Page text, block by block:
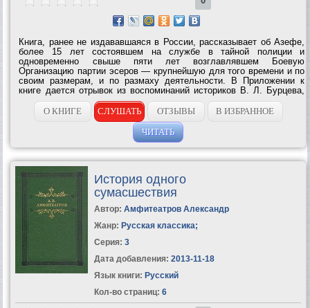
Книга, ранее не издававшаяся в России, рассказывает об Азефе,
более 15 лет состоявшем на службе в тайной полиции и
одновременно свыше пяти лет возглавлявшем Боевую
Организацию партии эсеров — крупнейшую для того времени и по
своим размерам, и по размаху деятельности. В Приложении к
книге дается отрывок из воспоминаний историков В. Л. Бурцева,
ставшего инициатором расследования по разоблачению...
О КНИГЕ
СЛУШАТЬ ОТЗЫВЫ
В ИЗБРАННОЕ
ЧИТАТЬ
История одного
сумасшествия
Автор: Амфитеатров Александр
Жанр: Русская классика;
Серия: 3
Дата добавления: 2013-11-18
Язык книги: Русский
Кол-во страниц: 6